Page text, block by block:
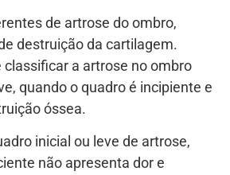
de artrose do ombro,
destruição da cartilagem.
classificar a artrose no ombro
quando o quadro é incipiente e
óssea.
inicial ou leve de artrose,
não apresenta dor e